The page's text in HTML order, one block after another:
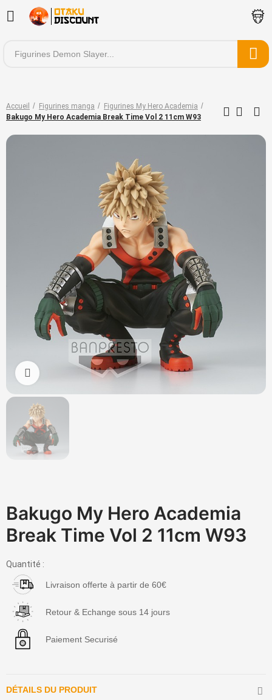
Accueil Figurines manga
Figurines My Hero Academia
Bakugo My Hero Academia Break Time Vol 2 11cm W93
Cliquez pour agrandir
Bakugo My Hero Academia
Break Time Vol 2 11cm W93
Quantité :
Livraison offerte à partir de 60€
Retour & Echange sous 14 jours
Paiement Securisé
DÉTAILS DU PRODUIT